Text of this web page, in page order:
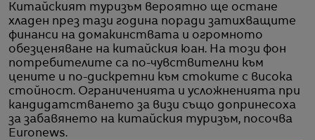
Китайският туризъм вероятно ще остане
хладен през тази година поради затихващите
финанси на домакинствата и огромното
обезценяване на китайския юан. На този фон
потребителите са по-чувствителни към
цените и по-дискретни към стоките с висока
стойност. Ограниченията и усложненията при
кандидатстването за визи също допринесоха
за забавянето на китайския туризъм, посочва
Euronews.